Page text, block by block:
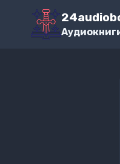
Перейти
содержимому